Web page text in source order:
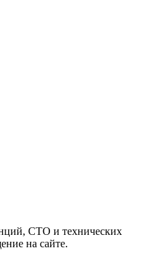
СТО и технических
на сайте.